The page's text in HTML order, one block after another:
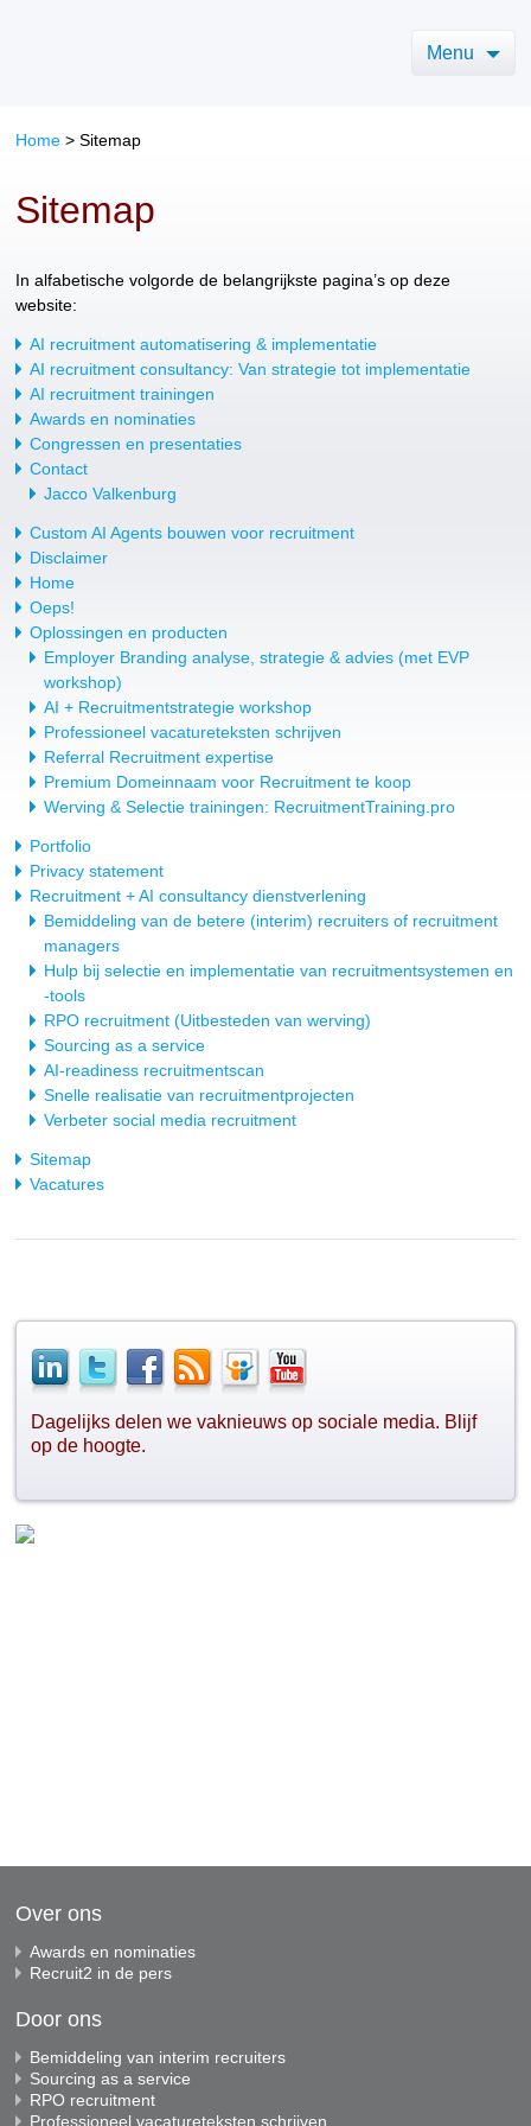
Menu
Home >Sitemap
Sitemap
In alfabetische volgorde de belangrijkste pagina’s op deze
website:
AI recruitment automatisering & implementatie
AI recruitment consultancy: Van strategie tot implementatie
AI recruitment trainingen
Awards en nominaties
Congressen en presentaties
Contact
Jacco Valkenburg
Custom AI Agents bouwen voor recruitment
Disclaimer
Home
Oeps!
Oplossingen en producten
Employer Branding analyse, strategie & advies (met EVP
workshop)
AI + Recruitmentstrategie workshop
Professioneel vacatureteksten schrijven
Referral Recruitment expertise
Premium Domeinnaam voor Recruitment te koop
Werving & Selectie trainingen: RecruitmentTraining.pro
Portfolio
Privacy statement
Recruitment + AI consultancy dienstverlening
Bemiddeling van de betere (interim) recruiters of recruitment
managers
Hulp bij selectie en implementatie van recruitmentsystemen en
-tools
RPO recruitment (Uitbesteden van werving)
Sourcing as a service
AI-readiness recruitmentscan
Snelle realisatie van recruitmentprojecten
Verbeter social media recruitment
Sitemap
Vacatures
Dagelijks delen we vaknieuws op sociale media. Blijf
op de hoogte.
Over ons
Awards en nominaties
Recruit2 in de pers
Door ons
Bemiddeling van interim recruiters
Sourcing as a service
RPO recruitment
Professioneel vacatureteksten schrijven